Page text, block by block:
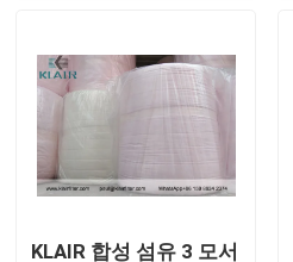
부대 공기 정화 장치
HVAC 공기 정화 장치
헤파 공기 정화 장치
KLAIR 합성 섬유 3 모서